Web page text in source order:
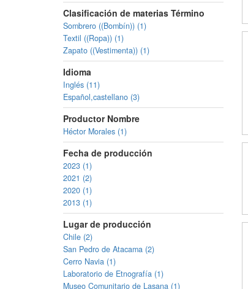
Clasificación de materias Término
Sombrero ((Bombín)) (1)
Textil ((Ropa)) (1)
Zapato ((Vestimenta)) (1)
Idioma
Inglés (11)
Español,castellano (3)
Productor Nombre
Héctor Morales (1)
Fecha de producción
2023 (1)
2021 (2)
2020 (1)
2013 (1)
Lugar de producción
Chile (2)
San Pedro de Atacama (2)
Cerro Navia (1)
Laboratorio de Etnografía (1)
Museo Comunitario de Lasana (1)